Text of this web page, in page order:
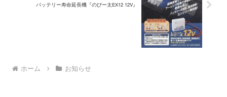
バッテリー寿命延長機『のびー太EX12 12V』
ホーム お知らせ